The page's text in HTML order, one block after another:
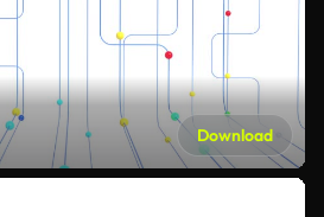
Download